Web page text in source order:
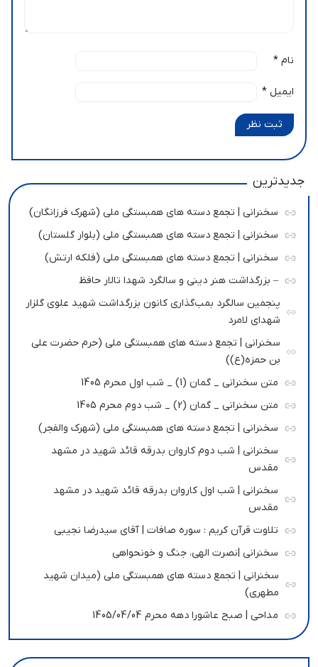
نام *
ایمیل *
ثبت نظر
جدیدترین
سخنرانی | تجمع دسته های همبستگی ملی (شهرک فرزانگان)
سخنرانی | تجمع دسته های همبستگی ملی (بلوار گلستان)
سخنرانی | تجمع دسته های همبستگی ملی (فلکه ارتش)
– بزرگداشت هنر دینی و سالگرد شهدا تالار حافظ
پنجمین سالگرد بمب‌گذاری کانون بزرگداشت شهید علوی گلزار
شهدای لامرد
سخنرانی | تجمع دسته های همبستگی ملی (حرم حضرت علی
بن حمزه(ع))
متن سخنرانی _ گمان (1) _ شب اول محرم 1405
متن سخنرانی _ گمان (2) _ شب دوم محرم 1405
سخنرانی | تجمع دسته های همبستگی ملی (شهرک والفجر)
سخنرانی | شب دوم کاروان بدرقه قائد شهید در مشهد
مقدس
سخنرانی | شب اول کاروان بدرقه قائد شهید در مشهد
مقدس
تلاوت قرآن کریم : سوره صافات | آقای سیدرضا نجیبی
سخنرانی |نصرت الهی، جنگ و خونحواهی
سخنرانی | تجمع دسته های همبستگی ملی (میدان شهید
مطهری)
مداحی | صبح عاشورا دهه محرم 1405/04/04